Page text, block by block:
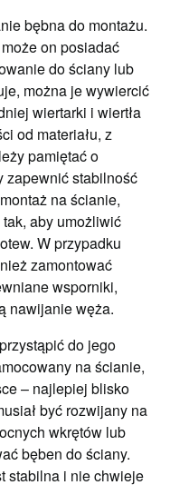
bębna do montażu.
on posiadać
do ściany lub
można je wywiercić
wiertarki i wiertła
od materiału, z
pamiętać o
zapewnić stabilność
na ścianie,
aby umożliwić
W przypadku
zamontować
wsporniki,
nawijanie węża.
do jego
na ścianie,
– najlepiej blisko
być rozwijany na
wkrętów lub
bęben do ściany.
stabilna i nie chwieje